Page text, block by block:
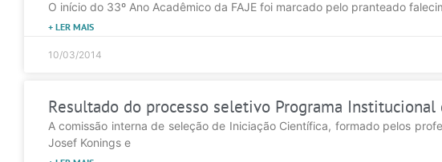
O início do 33º Ano Acadêmico da FAJE foi marcado pelo pranteado
+ LER MAIS
10/03/2014
Resultado do processo seletivo Programa
A comissão interna de seleção de Iniciação Científica, formado pelos
Josef Konings e